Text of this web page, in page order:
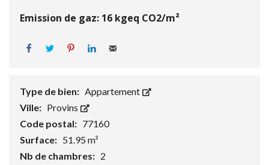
Emission de gaz: 16 kgeq CO2/m²
FacebookTweet Pin it LinkedIn
Type de bien: Appartement
Ville: Provins
Code postal: 77160
Surface: 51.95 m²
Nb de chambres: 2